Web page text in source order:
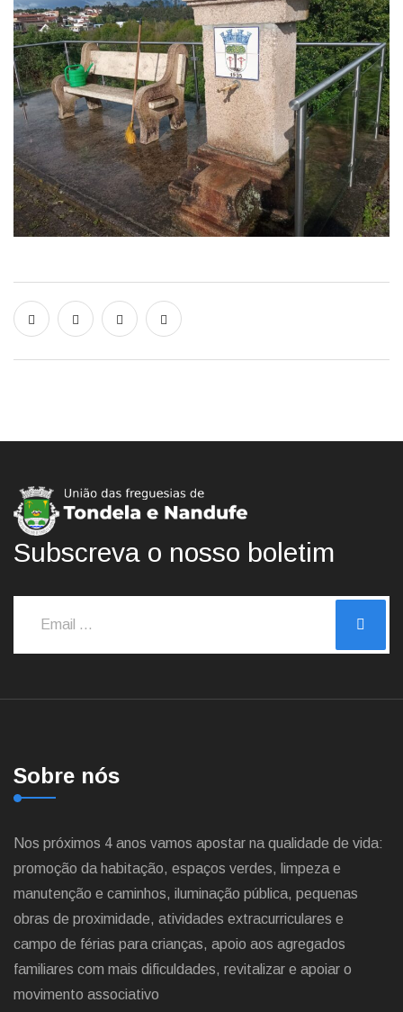
Subscreva o nosso boletim
Sobre nós
Nos próximos 4 anos vamos apostar na qualidade de vida:
promoção da habitação, espaços verdes, limpeza e
manutenção e caminhos, iluminação pública, pequenas
obras de proximidade, atividades extracurriculares e
campo de férias para crianças, apoio aos agregados
familiares com mais dificuldades, revitalizar e apoiar o
movimento associativo